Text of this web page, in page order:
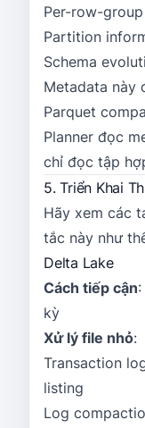
Per-row-
Partition
Schema
Metadata này
Parquet
Planner đọc
chỉ đọc tập
5. Triển Khai
Hãy xem các
tắc này như
Delta Lake
Cách tiếp cận
kỳ
Xử lý file nhỏ:
Transaction
listing
Log